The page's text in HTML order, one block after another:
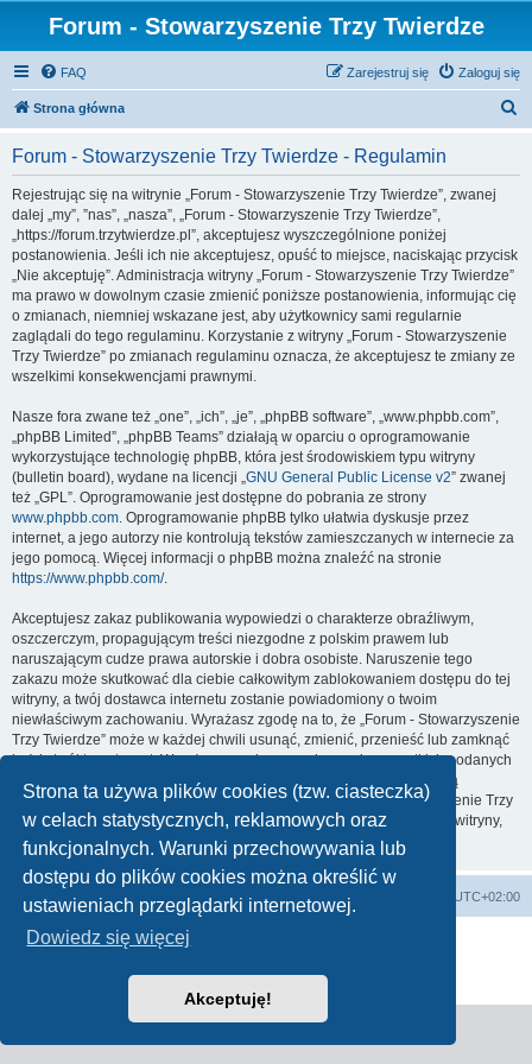
Strona ta używa plików cookies (tzw. ciasteczka)
w celach statystycznych, reklamowych oraz
funkcjonalnych. Warunki przechowywania lub
dostępu do plików cookies można określić w
ustawieniach przeglądarki internetowej.
Dowiedz się więcej
Akceptuję!
Forum - Stowarzyszenie Trzy Twierdze
FAQ Zaloguj się
Zarejestruj się
Strona główna
Forum - Stowarzyszenie Trzy Twierdze - Regulamin
Rejestrując się na witrynie „Forum - Stowarzyszenie Trzy Twierdze”, zwanej
dalej „my”, ”nas”, „nasza”, „Forum - Stowarzyszenie Trzy Twierdze”,
„https://forum.trzytwierdze.pl”, akceptujesz wyszczególnione poniżej
postanowienia. Jeśli ich nie akceptujesz, opuść to miejsce, naciskając przycisk
„Nie akceptuję”. Administracja witryny „Forum - Stowarzyszenie Trzy Twierdze”
ma prawo w dowolnym czasie zmienić poniższe postanowienia, informując cię
o zmianach, niemniej wskazane jest, aby użytkownicy sami regularnie
zaglądali do tego regulaminu. Korzystanie z witryny „Forum - Stowarzyszenie
Trzy Twierdze” po zmianach regulaminu oznacza, że akceptujesz te zmiany ze
wszelkimi konsekwencjami prawnymi.
Nasze fora zwane też „one”, „ich”, „je”, „phpBB software”, „www.phpbb.com”,
„phpBB Limited”, „phpBB Teams” działają w oparciu o oprogramowanie
wykorzystujące technologię phpBB, która jest środowiskiem typu witryny
(bulletin board), wydane na licencji „GNU General Public License v2” zwanej
też „GPL”. Oprogramowanie jest dostępne do pobrania ze strony
www.phpbb.com. Oprogramowanie phpBB tylko ułatwia dyskusje przez
internet, a jego autorzy nie kontrolują tekstów zamieszczanych w internecie za
jego pomocą. Więcej informacji o phpBB można znaleźć na stronie
https://www.phpbb.com/.
Akceptujesz zakaz publikowania wypowiedzi o charakterze obraźliwym,
oszczerczym, propagującym treści niezgodne z polskim prawem lub
naruszającym cudze prawa autorskie i dobra osobiste. Naruszenie tego
zakazu może skutkować dla ciebie całkowitym zablokowaniem dostępu do tej
witryny, a twój dostawca internetu zostanie powiadomiony o twoim
niewłaściwym zachowaniu. Wyrażasz zgodę na to, że „Forum - Stowarzyszenie
Trzy Twierdze” może w każdej chwili usunąć, zmienić, przenieść lub zamknąć
każdy twój temat, post. Wyrażasz zgodę na zapisywanie wszystkich podanych
przez ciebie informacji w naszej bazie danych. Informacje te nie będą
przekazywane nikomu bez twojej zgody, ale ani „Forum - Stowarzyszenie Trzy
Twierdze”, ani phpBB nie ponosi odpowiedzialności za włamania do witryny,
podczas których może dojść do kradzieży danych.
Strona główna UTC+02:00
Technologię dostarcza
Zasady ochrony danych osobowych